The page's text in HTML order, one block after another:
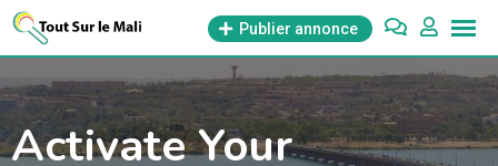
Aller
contenu
Publier annonce
Activate Your